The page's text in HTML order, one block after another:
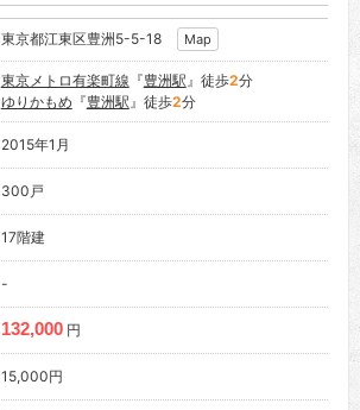
東京都江東区豊洲5-5-18 Map
東京メトロ有楽町線 『豊洲駅』徒歩2分
ゆりかもめ 『豊洲駅』徒歩2分
2015年1月
300戸
17階建
-
132,000 円
15,000円